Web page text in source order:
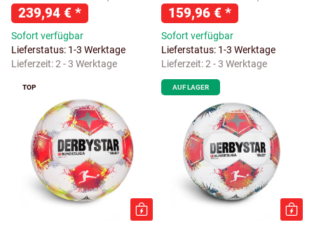
239,94 € *
Sofort verfügbar
Lieferstatus: 1-3 Werktage
Lieferzeit:2 - 3 Werktage
159,96 € *
Sofort verfügbar
Lieferstatus: 1-3 Werktage
Lieferzeit:2 - 3 Werktage
TOP AUF LAGER